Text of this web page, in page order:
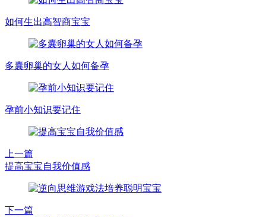
如何生出高智商宝宝
多囊卵巢的女人如何备孕
孕前小知识要记住
上一篇
提高宝宝自我价值感
下一篇